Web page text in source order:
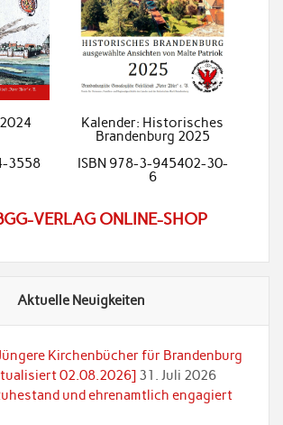
Kalender: Historisches
Brandenburg 2025
3558
ISBN 978-3-945402-30-
6
VERLAG ONLINE-SHOP
Aktuelle Neuigkeiten
Kirchenbücher für Brandenburg
02.08.2026] 31. Juli 2026
und ehrenamtlich engagiert